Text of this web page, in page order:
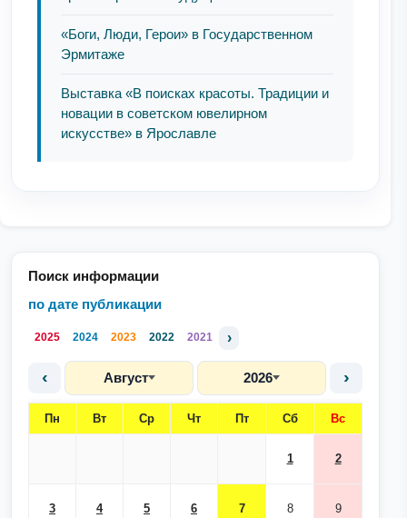
Поиск информации
по дате публикации
2025 2024 2023 2022 2021 ›
‹ Август 2026 ›
Пн Вт Ср Чт Пт Сб Вс
1 2
3 4 5 6 7 8 9
«Боги, Люди, Герои» в Государственном
Эрмитаже
Выставка «В поисках красоты. Традиции и
новации в советском ювелирном
искусстве» в Ярославле